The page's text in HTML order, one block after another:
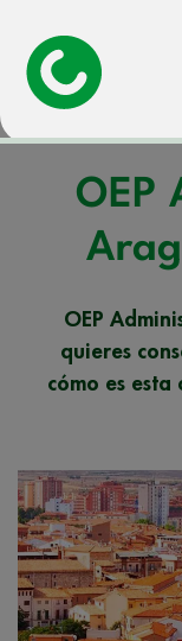
Portada»
OEP
OEP
quieres
cómo es